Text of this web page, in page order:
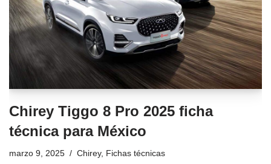
Chirey Tiggo 8 Pro 2025 ficha
técnica para México
marzo 9, 2025 Chirey, Fichas técnicas